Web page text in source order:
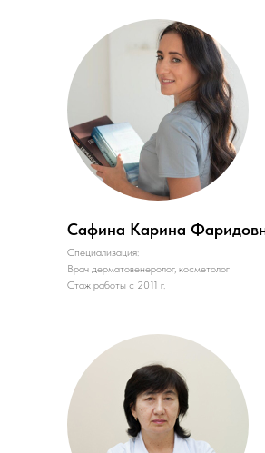
Сафина Карина
Специализация:
Врач дерматовенеролог, косметолог
Стаж работы с 2011 г.